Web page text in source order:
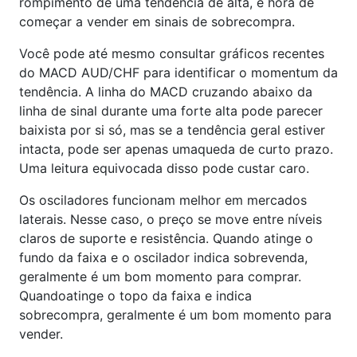
começar a vender em sinais de sobrecompra.
Você pode até mesmo consultar gráficos recentes
do MACD AUD/CHF para identificar o momentum da
tendência. A linha do MACD cruzando abaixo da
linha de sinal durante uma forte alta pode parecer
baixista por si só, mas se a tendência geral estiver
intacta, pode ser apenas umaqueda de curto prazo.
Uma leitura equivocada disso pode custar caro.
Os osciladores funcionam melhor em mercados
laterais. Nesse caso, o preço se move entre níveis
claros de suporte e resistência. Quando atinge o
fundo da faixa e o oscilador indica sobrevenda,
geralmente é um bom momento para comprar.
Quandoatinge o topo da faixa e indica
sobrecompra, geralmente é um bom momento para
vender.